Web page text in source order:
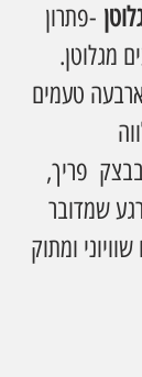
-פתרון
מגלוטן.
טעמים
פריך,
שמדובר
ומתוק